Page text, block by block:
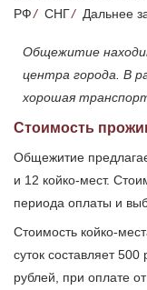
РФ/ СНГ/ Дальнее
Общежитие
центра города. В
хорошая
Стоимость
Общежитие
и 12 койко-мест.
периода оплаты и
Стоимость койко-
суток составляет
рублей, при оплате